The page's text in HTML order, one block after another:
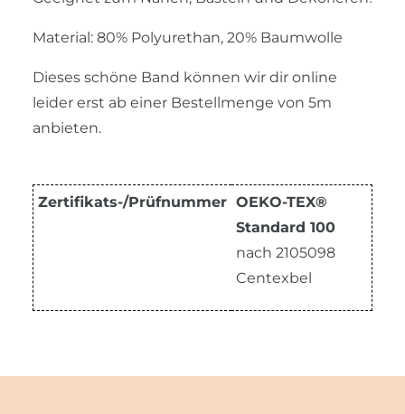
Material: 80% Polyurethan, 20% Baumwolle
Dieses schöne Band können wir dir online
leider erst ab einer Bestellmenge von 5m
anbieten.
Zertifikats-/Prüfnummer OEKO-TEX®
Standard 100
nach 2105098
Centexbel